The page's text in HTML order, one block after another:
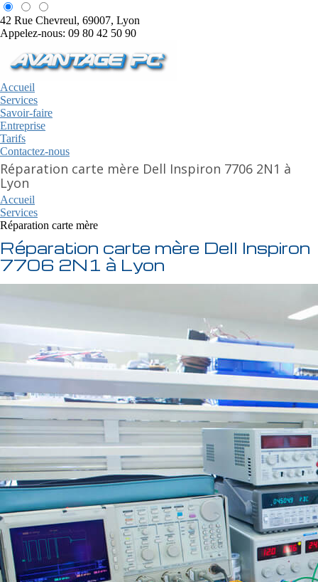
42 Rue Chevreul, 69007, Lyon
Appelez-nous: 09 80 42 50 90
Accueil
Services
Savoir-faire
Entreprise
Tarifs
Contactez-nous
Réparation carte mère Dell Inspiron 7706 2N1 à
Lyon
Accueil
Services
Réparation carte mère
Réparation carte mère Dell Inspiron
7706 2N1 à Lyon